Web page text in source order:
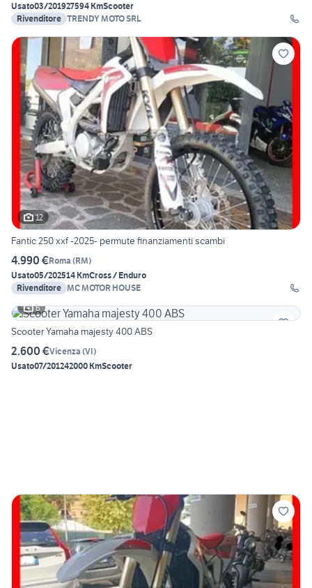
Usato03/201927594 KmScooter
Rivenditore TRENDY MOTO SRL
12
Fantic 250 xxf -2025- permute finanziamenti scambi
4.990 €Roma (RM)
Usato05/202514 KmCross / Enduro
Rivenditore MC MOTOR HOUSE
6
Scooter Yamaha majesty 400 ABS
2.600 €Vicenza (VI)
Usato07/201242000 KmScooter